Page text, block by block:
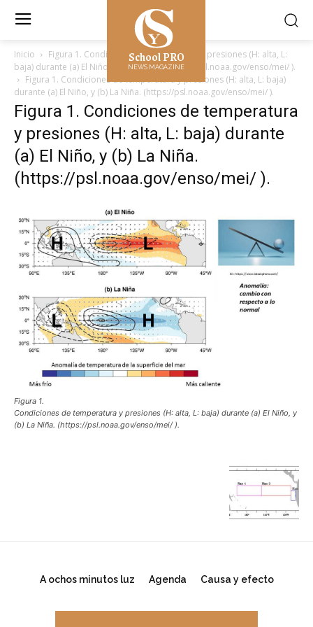
School PRO
NEWS MAGAZINE
Inicio
Figura 1. Condiciones de temperatura y presiones (H: alta, L:
baja) durante (a) El Niño, y (b) La Niña. (https://psl.noaa.gov/enso/mei/ ).
Figura 1. Condiciones de temperatura y presiones (H: alta, L: baja)
durante (a) El Niño, y (b) La Niña. (https://psl.noaa.gov/enso/mei/ ).
Figura 1. Condiciones de temperatura
y presiones (H: alta, L: baja) durante
(a) El Niño, y (b) La Niña.
(https://psl.noaa.gov/enso/mei/ ).
Figura 1.
Condiciones de temperatura y presiones (H: alta, L: baja) durante (a) El Niño, y
(b) La Niña. (https://psl.noaa.gov/enso/mei/ ).
A ochos minutos luz Agenda Causa y efecto